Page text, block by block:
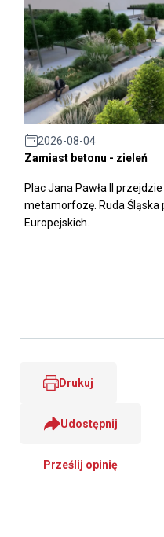
2026-08-04
Zamiast betonu - zieleń
Plac Jana Pawła II
metamorfozę. Ruda Śląska
Europejskich.
Drukuj
Udostępnij
Prześlij opinię